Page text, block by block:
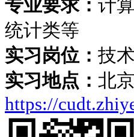
专业要求： 计
统计类等
实习岗位： 技
实习地点： 北京
https://